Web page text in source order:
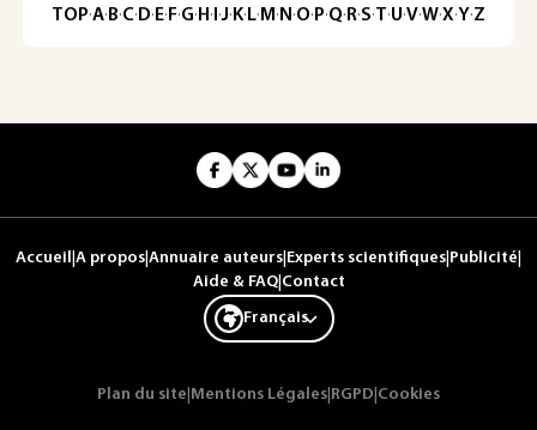
TOP·A·B·C· D· E· F·G· H · ·J· K· L· M · N ·O· P·Q· R·S·T·U·V·W·X·Y·Z
Accueil A propos Annuaire auteurs Experts scientifiques Publicité
Aide & FAQ| Contact
Français
Plan du site Mentions Légales RGPD Cookies